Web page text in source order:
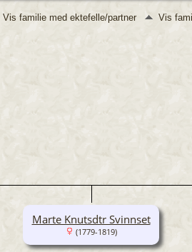
Vis familie med ektefelle/partner Vis
Marte Knutsdtr Svinnset
(1779-1819)